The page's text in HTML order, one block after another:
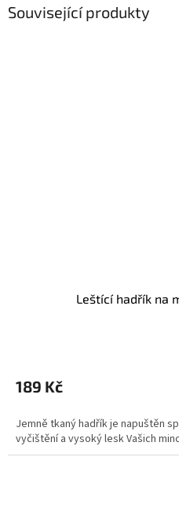
Související produkty
Leštící hadřík na
produktu
je
z
5
hvězdiček.
189 Kč
Jemně tkaný hadřík je napuštěn
vyčištění a vysoký lesk Vašich